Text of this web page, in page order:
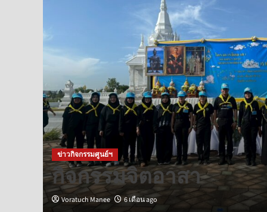
ข่าวกิจกรรมศูนย์ฯ
กิจกรรมจิตอาสา
Voratuch Manee 6 เดือน ago